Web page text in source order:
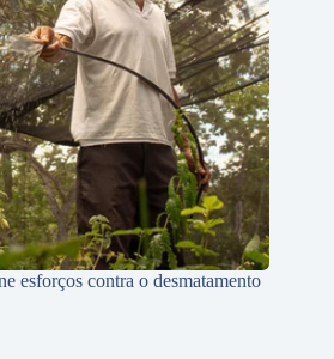
esforços contra o desmatamento